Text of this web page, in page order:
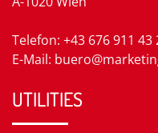
Telefon: +43 676 911 43
E-Mail:
UTILITIES